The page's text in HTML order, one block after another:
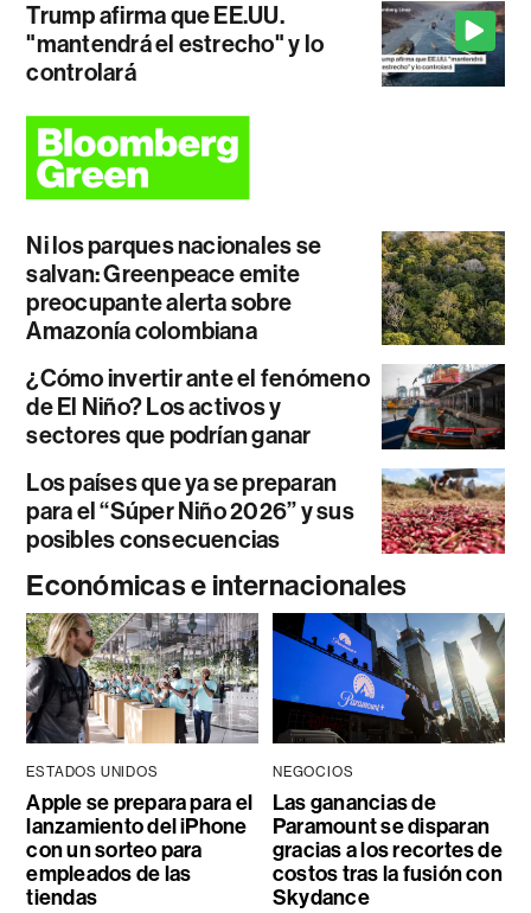
Trump afirma que EE.UU.
"mantendrá el estrecho" y lo
controlará
Ni los parques nacionales se
salvan: Greenpeace emite
preocupante alerta sobre
Amazonía colombiana
¿Cómo invertir ante el fenómeno
de El Niño? Los activos y
sectores que podrían ganar
Los países que ya se preparan
para el “Súper Niño 2026” y sus
posibles consecuencias
Económicas e internacionales
ESTADOS UNIDOS
Apple se prepara para el
lanzamiento del iPhone
con un sorteo para
empleados de las
tiendas
NEGOCIOS
Las ganancias de
Paramount se disparan
gracias a los recortes de
costos tras la fusión con
Skydance